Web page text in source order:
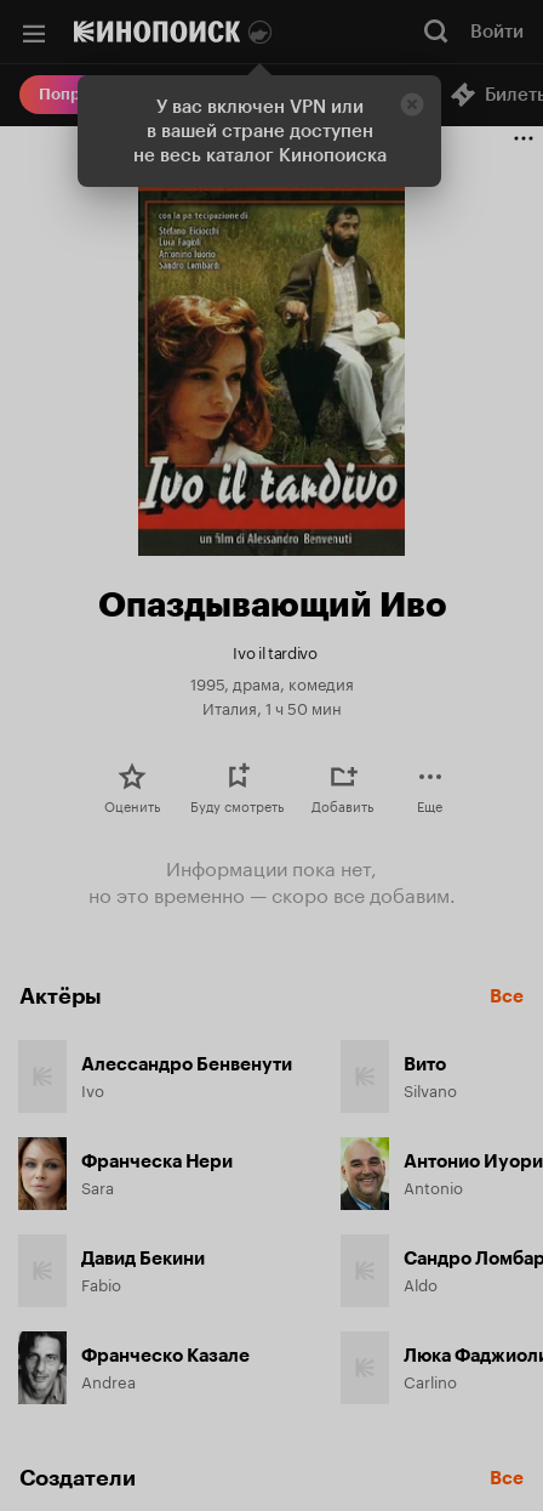
У вас включен VPN или
в вашей стране доступен
не весь каталог Кинопоиска
Войти
Попробовать Плюс Онлайн-кинотеатр
Опаздывающий Иво
Ivo il tardivo
1995, драма, комедия
Италия, 1 ч 50 мин
Оценить Буду смотреть Добавить Еще
Информации пока нет,
но это временно — скоро все добавим.
Актёры Все
Алессандро Бенвенути
Ivo
Франческа Нери
Sara
Давид Бекини
Fabio
Франческо Казале
Andrea
Вито
Silvano
Антонио
Antonio
Сандро
Aldo
Люка
Carlino
Создатели Все